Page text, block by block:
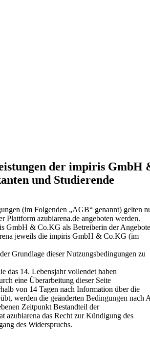
der impiris GmbH
und Studierende
(im Folgenden „AGB“ genannt) gelten
Plattform azubiarena.de angeboten werden.
GmbH & Co.KG als Betreiberin der
jeweils die impiris GmbH & Co.KG (im
Grundlage dieser Nutzungsbedingungen zu
das 14. Lebensjahr vollendet haben
eine Überarbeitung dieser Seite
von 14 Tagen nach Information über die
werden die geänderten Bedingungen nach
Zeitpunkt Bestandteil der
azubiarena das Recht zur Kündigung des
des Widerspruchs.